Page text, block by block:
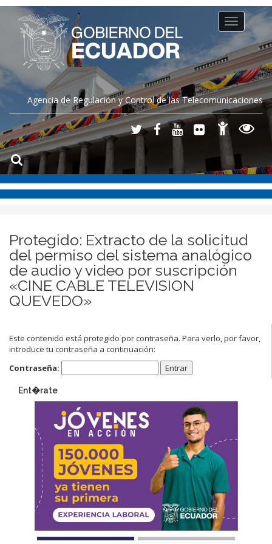
Agencia de Regulación y Control de las Telecomunicaciones
Toggle
navigation
Protegido: Extracto de la solicitud
del permiso del sistema analógico
de audio y video por suscripción
«CINE CABLE TELEVISION
QUEVEDO»
Este contenido está protegido por contraseña. Para verlo, por favor,
introduce tu contraseña a continuación:
Contraseña:
Ent�rate